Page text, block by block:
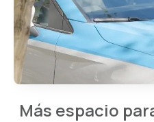
Más espacio